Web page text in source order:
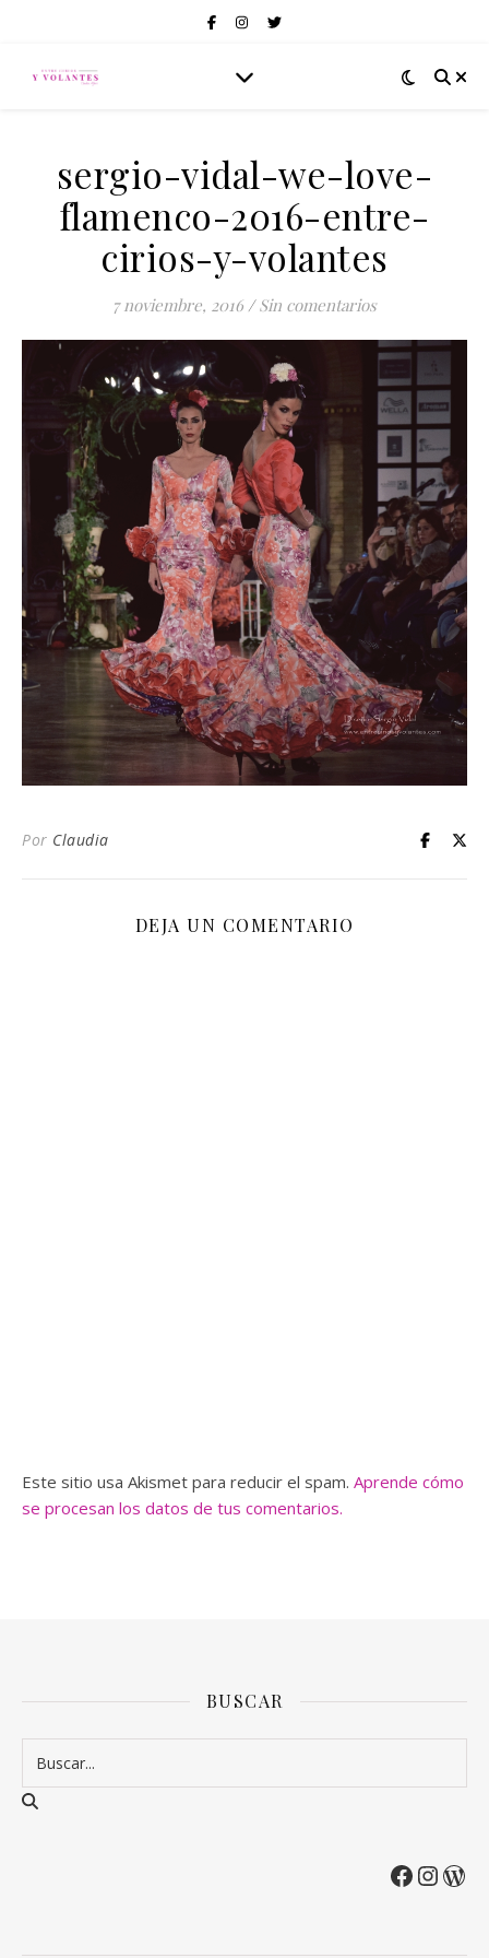
sergio-vidal-we-love-
flamenco-2016-entre-
cirios-y-volantes
7 noviembre, 2016 / Sin comentarios
Por Claudia
DEJA UN COMENTARIO
Este sitio usa Akismet para reducir el spam. Aprende cómo
se procesan los datos de tus comentarios.
BUSCAR